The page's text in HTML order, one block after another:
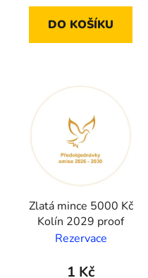
DO KOŠÍKU
Zlatá mince 5000 Kč
Kolín 2029 proof
Rezervace
1 Kč